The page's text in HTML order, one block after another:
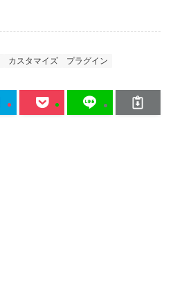
カスタマイズ プラグイン